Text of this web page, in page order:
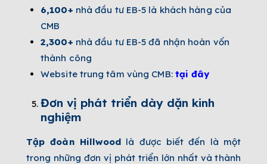
6,100+ nhà đầu tư EB-5 là khách hàng của
CMB
2,300+ nhà đầu tư EB-5 đã nhận hoàn vốn
thành công
Website trung tâm vùng CMB: tại đây
Đơn vị phát triển dày dặn kinh
nghiệm
Tập đoàn Hillwood là được biết đến là một
trong những đơn vị phát triển lớn nhất và thành